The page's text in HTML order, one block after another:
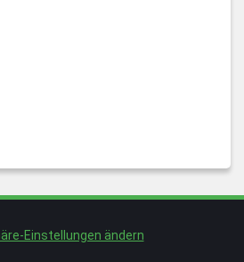
Einstellungen ändern